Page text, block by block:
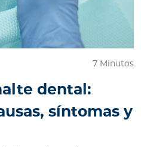
7 Minutos
dental:
síntomas y